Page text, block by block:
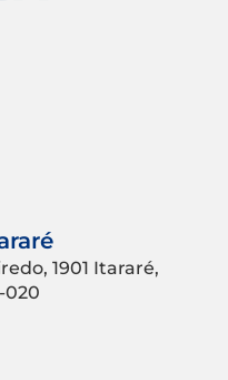
1901 Itararé,
020